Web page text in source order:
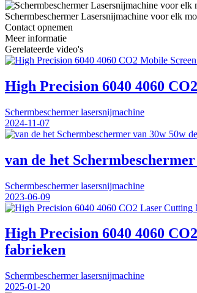
Schermbeschermer Lasersnijmachine voor elk
Contact opnemen
Meer informatie
Gerelateerde video's
High Precision 6040 4060
Schermbeschermer lasersnijmachine
2024-11-07
van de het
Schermbeschermer lasersnijmachine
2023-06-09
High Precision 6040 4060
fabrieken
Schermbeschermer lasersnijmachine
2025-01-20